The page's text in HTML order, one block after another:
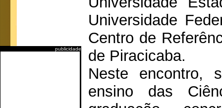
publicidade
Universidade
Centro de
de Piracicaba.
Neste encontro,
ensino das